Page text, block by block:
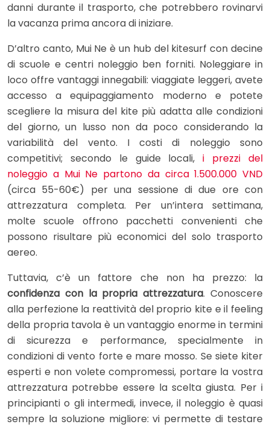
danni durante il trasporto, che potrebbero rovinarvi
la vacanza prima ancora di iniziare.
D’altro canto, Mui Ne è un hub del kitesurf con decine
di scuole e centri noleggio ben forniti. Noleggiare in
loco offre vantaggi innegabili: viaggiate leggeri, avete
accesso a equipaggiamento moderno e potete
scegliere la misura del kite più adatta alle condizioni
del giorno, un lusso non da poco considerando la
variabilità del vento. I costi di noleggio sono
competitivi; secondo le guide locali,i prezzi del
noleggio a Mui Ne partono da circa 1.500.000 VND
(circa 55-60€) per una sessione di due ore con
attrezzatura completa. Per un’intera settimana,
molte scuole offrono pacchetti convenienti che
possono risultare più economici del solo trasporto
aereo.
Tuttavia, c’è un fattore che non ha prezzo: la
confidenza con la propria attrezzatura. Conoscere
alla perfezione la reattività del proprio kite e il feeling
della propria tavola è un vantaggio enorme in termini
di sicurezza e performance, specialmente in
condizioni di vento forte e mare mosso. Se siete kiter
esperti e non volete compromessi, portare la vostra
attrezzatura potrebbe essere la scelta giusta. Per i
principianti o gli intermedi, invece, il noleggio è quasi
sempre la soluzione migliore: vi permette di testare